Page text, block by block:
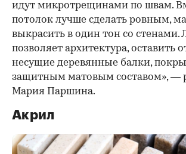
идут микротрещинами по швам.
потолок лучше сделать ровным,
выкрасить в один тон со стенами.
позволяет архитектура, оставить
несущие деревянные балки,
защитным матовым составом», —
Мария Паршина.
Акрил